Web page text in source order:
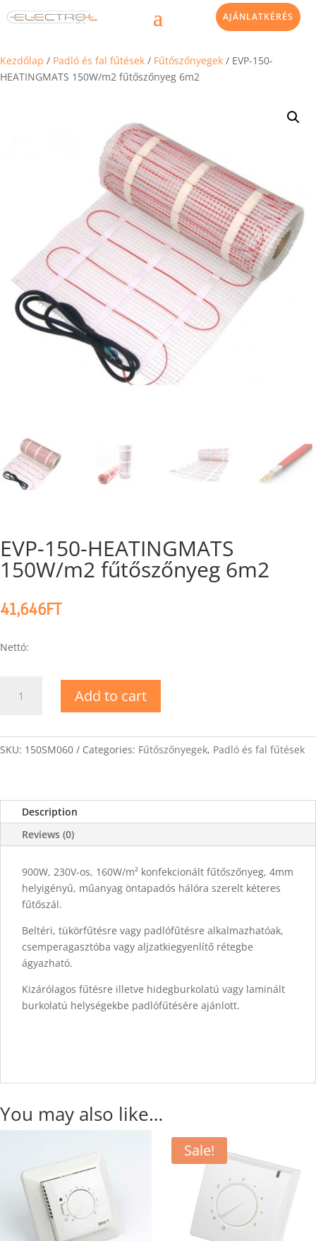
AJÁNLATKÉRÉS
Kezdőlap / Padló és fal fűtések / Fűtőszőnyegek / EVP-150-
HEATINGMATS 150W/m2 fűtőszőnyeg 6m2
EVP-150-HEATINGMATS
150W/m2 fűtőszőnyeg 6m2
41,646FT
Nettó:
HEATINGMATS
fűtőszőnyeg
Add to cart
SKU: 150SM060 Categories: Fűtőszőnyegek, Padló és fal fűtések
Description
Reviews (0)
900W, 230V-os, 160W/m² konfekcionált fűtőszőnyeg, 4mm
helyigényű, műanyag öntapadós hálóra szerelt kéteres
fűtőszál.
Beltéri, tükörfűtésre vagy padlófűtésre alkalmazhatóak,
csemperagasztóba vagy aljzatkiegyenlítő rétegbe
ágyazható.
Kizárólagos fűtésre illetve hidegburkolatú vagy laminált
burkolatú helységekbe padlófűtésére ajánlott.
You may also like…
Sale!